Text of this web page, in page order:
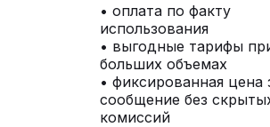
• оплата по факту
использования
• выгодные тарифы
больших объемах
• фиксированная цена
сообщение без
комиссий